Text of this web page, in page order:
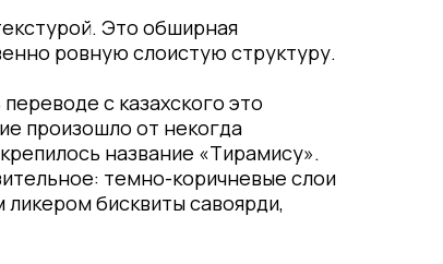
Это обширная
ровную слоистую структуру.
с казахского это
произошло от некогда
название «Тирамису».
темно-коричневые слои
бисквиты савоярди,